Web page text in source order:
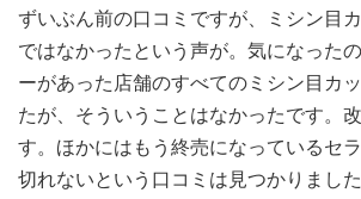
ずいぶん前の口コミですが、ミシン目
ではなかったという声が。気になった
ーがあった店舗のすべてのミシン目カ
たが、そういうことはなかったです。
す。ほかにはもう終売になっているセ
切れないという口コミは見つかりました